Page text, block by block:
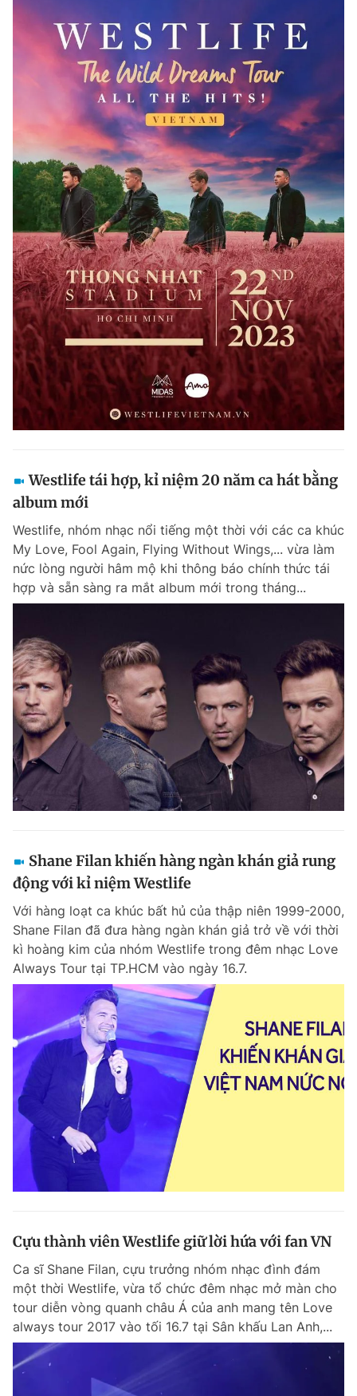
Westlife tái hợp, kỉ niệm 20 năm ca hát bằng
album mới
Westlife, nhóm nhạc nổi tiếng một thời với các ca khúc
My Love, Fool Again, Flying Without Wings,... vừa làm
nức lòng người hâm mộ khi thông báo chính thức tái
hợp và sẵn sàng ra mắt album mới trong tháng...
Shane Filan khiến hàng ngàn khán giả rung
động với kỉ niệm Westlife
Với hàng loạt ca khúc bất hủ của thập niên 1999-2000,
Shane Filan đã đưa hàng ngàn khán giả trở về với thời
kì hoàng kim của nhóm Westlife trong đêm nhạc Love
Always Tour tại TP.HCM vào ngày 16.7.
Cựu thành viên Westlife giữ lời hứa với fan VN
Ca sĩ Shane Filan, cựu trưởng nhóm nhạc đình đám
một thời Westlife, vừa tổ chức đêm nhạc mở màn cho
tour diễn vòng quanh châu Á của anh mang tên Love
always tour 2017 vào tối 16.7 tại Sân khấu Lan Anh,...